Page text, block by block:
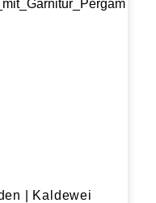
| Kaldewei